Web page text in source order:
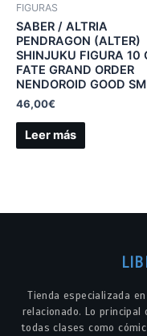
FIGURAS
SABER / ALTRIA
PENDRAGON (ALTER)
SHINJUKU FIGURA 10
FATE GRAND ORDER
NENDOROID GOOD
46,00€
Leer más
Tienda especializada
relacionado. Lo
todas clases como